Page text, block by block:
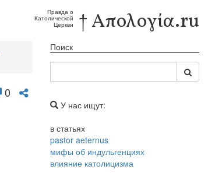
Правда о
Католической
Церкви † Απολογία.ru
0
Поиск
У нас ищут:
в статьях
pastor aeternus
мифы об индульгенциях
влияние католицизма